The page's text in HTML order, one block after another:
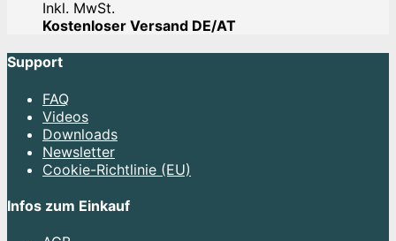
Inkl. MwSt.
Kostenloser Versand DE/AT
Support
FAQ
Videos
Downloads
Newsletter
Cookie-Richtlinie (EU)
Infos zum Einkauf